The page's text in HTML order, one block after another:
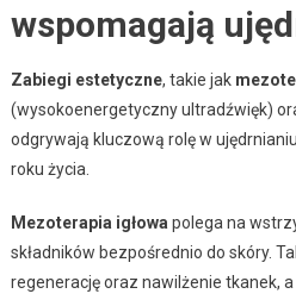
wspomagają
Zabiegi estetyczne, takie jak
(wysokoenergetyczny ultradźwięk)
odgrywają kluczową rolę w
roku życia.
Mezoterapia igłowa polega na
składników bezpośrednio do skóry.
regenerację oraz nawilżenie tkanek,